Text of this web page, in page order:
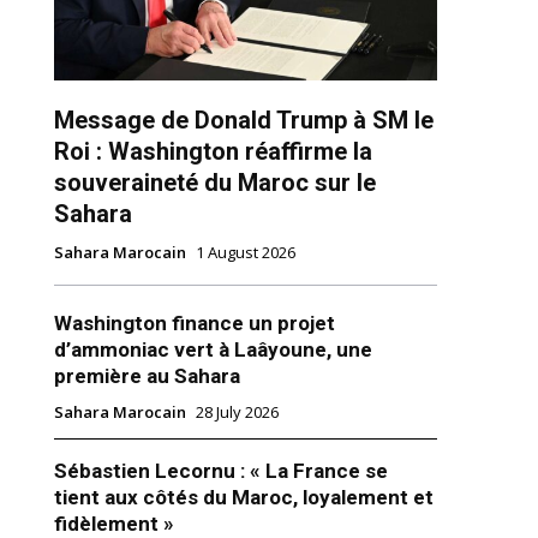
Message de Donald Trump à SM le
Roi : Washington réaffirme la
souveraineté du Maroc sur le
Sahara
Sahara Marocain 1 August 2026
Washington finance un projet
d’ammoniac vert à Laâyoune, une
première au Sahara
Sahara Marocain 28 July 2026
Sébastien Lecornu : « La France se
tient aux côtés du Maroc, loyalement et
fidèlement »